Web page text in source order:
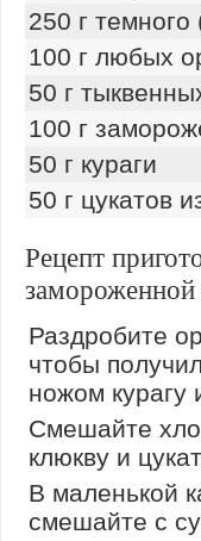
250 г
100 г любых
50 г
100 г
50 г кураги
50 г цукатов
Рецепт
Раздробите
чтобы
ножом курагу
Смешайте
клюкву и
В маленькой
смешайте с